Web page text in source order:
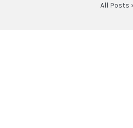
All Posts